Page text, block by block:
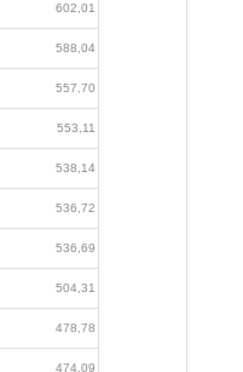
602,01
588,04
557,70
553,11
538,14
536,72
536,69
504,31
478,78
474,09